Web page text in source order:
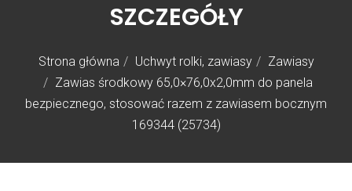
Strona główna Uchwyt rolki, zawiasy
Zawiasy
Zawias środkowy 65,0×76,0x2,0mm do panela
bezpiecznego, stosować razem z zawiasem bocznym
169344 (25734)
SZCZEGÓŁY